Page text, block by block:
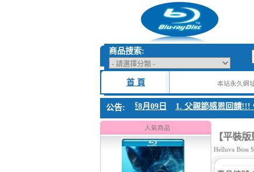
商品搜索:
首 頁 本站永久網
公告:
節感恩回饋!!! 優惠時間 8月04日至8月09日 1. 父親節感恩回饋!!!
人氣商品
1.【平裝版藍光】[英] 阿凡達：水
之道 (2022)〈台版〉
【平裝
Helluva Boss